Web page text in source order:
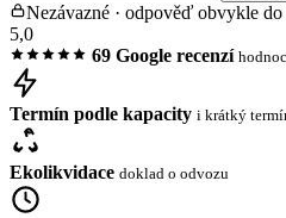
Nezávazné · odpověď obvykle
5,0
69 Google recenzí
Termín podle kapacity i krátký
Ekolikvidace doklad o odvozu